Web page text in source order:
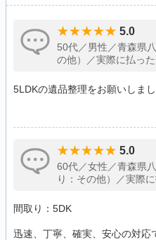
5.0
50代／男性／青森県
の他）／実際に払っ
5LDKの遺品整理をお願いしま
5.0
60代／女性／青森県
り：その他）／実際
間取り：5DK
迅速、丁寧、確実、安心の対応